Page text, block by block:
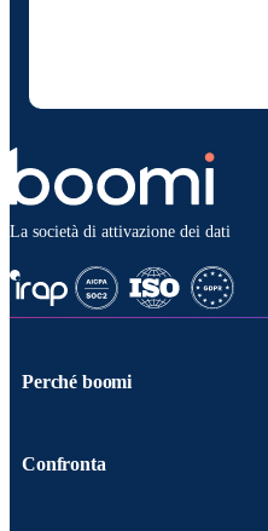
La società di attivazione dei dati
Perché boomi
Confronta